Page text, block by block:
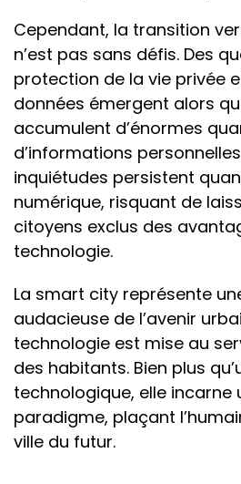
Cependant, la transition
n’est pas sans défis. Des
protection de la vie privée
données émergent alors
accumulent d’énormes
d’informations
inquiétudes persistent
numérique, risquant de
citoyens exclus des
technologie.
La smart city représente
audacieuse de l’avenir
technologie est mise au
des habitants. Bien plus
technologique, elle
paradigme, plaçant
ville du futur.